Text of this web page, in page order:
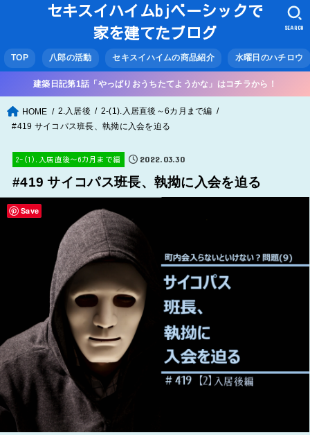
セキスイハイムbjベーシックで
家を建てたブログ
TOP 八郎の活動 セキスイハイムの商品紹介 水曜日のハチロウ
SEARCH
建築日記第1話「やっぱりおうちたてようかな」はコチラから！
HOME 2.入居後
2-(1).入居直後～6カ月まで編
#419 サイコパス班長、執拗に入会を迫る
2-(1).入居直後～6カ月まで編 2022.03.30
#419 サイコパス班長、執拗に入会を迫る
Save